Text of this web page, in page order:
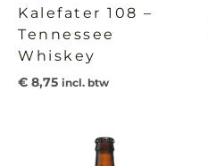
Kalefater 108 –
Tennessee
Whiskey
€ 8,75 incl. btw